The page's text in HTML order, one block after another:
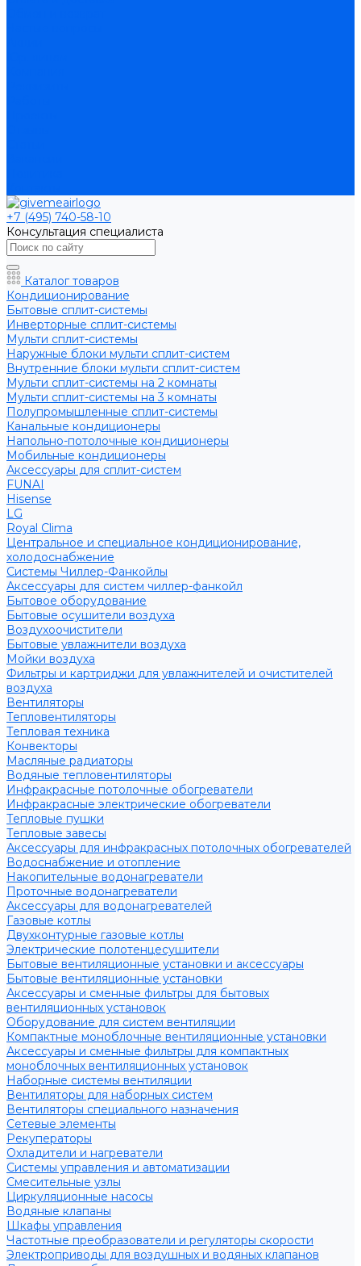
+7 (495) 740-58-10
Консультация специалиста
Каталог товаров
Кондиционирование
Бытовые сплит-системы
Инверторные сплит-системы
Мульти сплит-системы
Наружные блоки мульти сплит-систем
Внутренние блоки мульти сплит-систем
Мульти сплит-системы на 2 комнаты
Мульти сплит-системы на 3 комнаты
Полупромышленные сплит-системы
Канальные кондиционеры
Напольно-потолочные кондиционеры
Мобильные кондиционеры
Аксессуары для сплит-систем
FUNAI
Hisense
LG
Royal Clima
Центральное и специальное кондиционирование,
холодоснабжение
Системы Чиллер-Фанкойлы
Аксессуары для систем чиллер-фанкойл
Бытовое оборудование
Бытовые осушители воздуха
Воздухоочистители
Бытовые увлажнители воздуха
Мойки воздуха
Фильтры и картриджи для увлажнителей и очистителей
воздуха
Вентиляторы
Тепловентиляторы
Тепловая техника
Конвекторы
Масляные радиаторы
Водяные тепловентиляторы
Инфракрасные потолочные обогреватели
Инфракрасные электрические обогреватели
Тепловые пушки
Тепловые завесы
Аксессуары для инфракрасных потолочных обогревателей
Водоснабжение и отопление
Накопительные водонагреватели
Проточные водонагреватели
Аксессуары для водонагревателей
Газовые котлы
Двухконтурные газовые котлы
Электрические полотенцесушители
Бытовые вентиляционные установки и аксессуары
Бытовые вентиляционные установки
Аксессуары и сменные фильтры для бытовых
вентиляционных установок
Оборудование для систем вентиляции
Компактные моноблочные вентиляционные установки
Аксессуары и сменные фильтры для компактных
моноблочных вентиляционных установок
Наборные системы вентиляции
Вентиляторы для наборных систем
Вентиляторы специального назначения
Сетевые элементы
Рекуператоры
Охладители и нагреватели
Системы управления и автоматизации
Смесительные узлы
Циркуляционные насосы
Водяные клапаны
Шкафы управления
Частотные преобразователи и регуляторы скорости
Электроприводы для воздушных и водяных клапанов